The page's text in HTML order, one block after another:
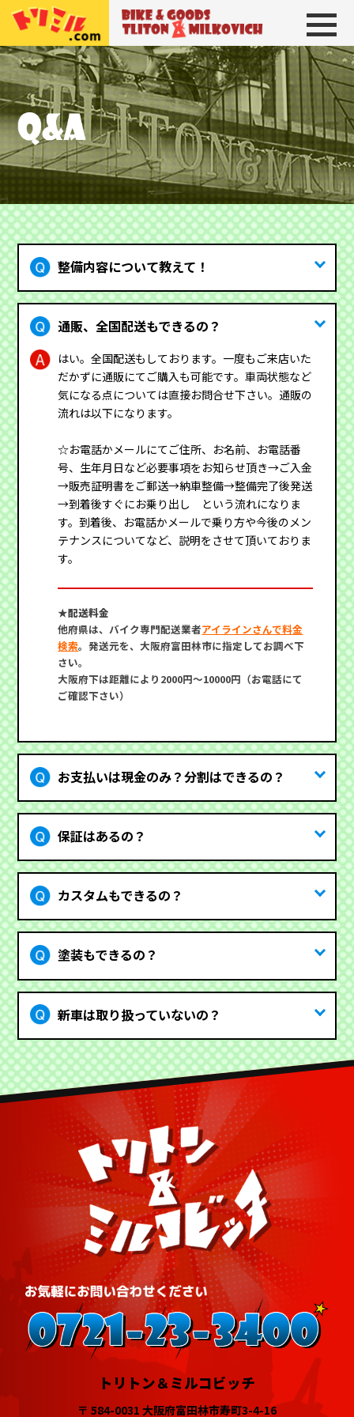
トリトン＆ミルコビッチ BIKE＆
整備内容について教えて！
通販、全国配送もできるの？
はい。全国配送もしております。一度もご来店いた
だかずに通販にてご購入も可能です。車両状態など
気になる点については直接お問合せ下さい。通販の
流れは以下になります。
☆お電話かメールにてご住所、お名前、お電話番
号、生年月日など必要事項をお知らせ頂き→ご入金
→販売証明書をご郵送→納車整備→整備完了後発送
→到着後すぐにお乗り出し という流れになりま
す。到着後、お電話かメールで乗り方や今後のメン
テナンスについてなど、説明をさせて頂いておりま
す。
★配送料金
他府県は、バイク専門配送業者アイラインさんで料金
検索。発送元を、大阪府富田林市に指定してお調べ下
さい。
大阪府下は距離により2000円～10000円（お電話にて
ご確認下さい）
お支払いは現金のみ？分割はできるの？
保証はあるの？
カスタムもできるの？
塗装もできるの？
新車は取り扱っていないの？
トリトン＆ミルコビッチ
〒 584-0031 大阪府富田林市寿町3-4-16